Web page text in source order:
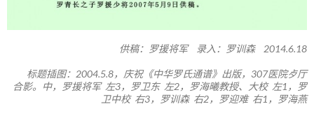
供稿：罗援将军 录入：罗训森 2014.6.18
标题插图：2004.5.8，庆祝《中华罗氏通谱》出版，307医院歺厅
合影。中，罗援将军 左3，罗卫东 左2，罗海曦教授、大校 左1，罗
卫中校 右3，罗训森 右2，罗迎难 右1，罗海燕